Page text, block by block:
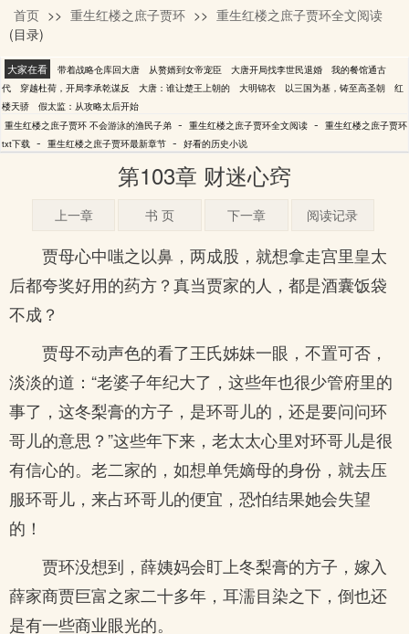
不会游泳的渔民子弟
首页 >> 重生红楼之庶子贾环 >> 重生红楼之庶子贾环全文阅读
(目录)
大家在看 带着战略仓库回大唐 从赘婿到女帝宠臣 大唐开局找李世民退婚
我的餐馆通古
代
穿越杜荷，开局李承乾谋反 大唐：谁让楚王上朝的 大明锦衣 以三国为基，铸至高圣朝
红
楼天骄
假太监：从攻略太后开始
重生红楼之庶子贾环 不会游泳的渔民子弟 - 重生红楼之庶子贾环全文阅读 - 重生红楼之庶子贾环
txt下载 - 重生红楼之庶子贾环最新章节 - 好看的历史小说
第103章 财迷心窍
上一章 书 页 下一章 阅读记录
贾母心中嗤之以鼻，两成股，就想拿走宫里皇太
后都夸奖好用的药方？真当贾家的人，都是酒囊饭袋
不成？
贾母不动声色的看了王氏姊妹一眼，不置可否，
淡淡的道：“老婆子年纪大了，这些年也很少管府里的
事了，这冬梨膏的方子，是环哥儿的，还是要问问环
哥儿的意思？”这些年下来，老太太心里对环哥儿是很
有信心的。老二家的，如想单凭嫡母的身份，就去压
服环哥儿，来占环哥儿的便宜，恐怕结果她会失望
的！
贾环没想到，薛姨妈会盯上冬梨膏的方子，嫁入
薛家商贾巨富之家二十多年，耳濡目染之下，倒也还
是有一些商业眼光的。